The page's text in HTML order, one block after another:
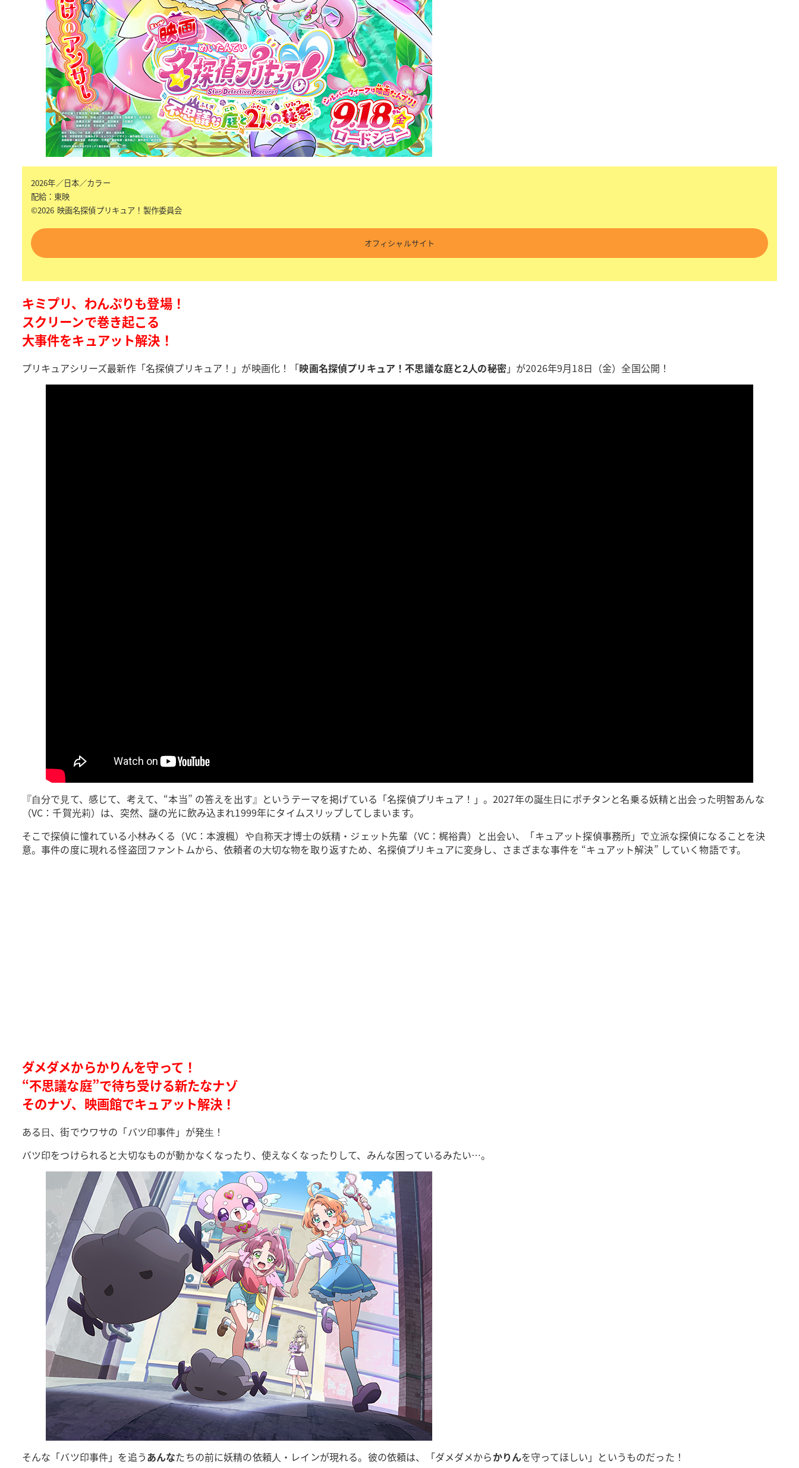
2026年／日本／カラー
配給：東映
©2026 映画名探偵プリキュア！製作委員会
オフィシャルサイト
キミプリ、わんぷりも登場！
スクリーンで巻き起こる
大事件をキュアット解決！
プリキュアシリーズ最新作「名探偵プリキュア！」が映画化！「映画名探偵プリキュア！不思議な庭と2⼈の秘密」が2026年9月18日（金）全国公開！
『⾃分で⾒て、感じて、考えて、“本当” の答えを出す』というテーマを掲げている「名探偵プリキュア！」。2027年の誕⽣⽇にポチタンと名乗る妖精と出会った明智あんな
（VC：千賀光莉）は、突然、謎の光に飲み込まれ1999年にタイムスリップしてしまいます。
そこで探偵に憧れている⼩林みくる（VC：本渡楓）や⾃称天才博⼠の妖精・ジェット先輩（VC：梶裕貴）と出会い、「キュアット探偵事務所」で⽴派な探偵になることを決
意。事件の度に現れる怪盗団ファントムから、依頼者の⼤切な物を取り返すため、名探偵プリキュアに変⾝し、さまざまな事件を “キュアット解決” していく物語です。
ダメダメからかりんを守って！
“不思議な庭”で待ち受ける新たなナゾ
そのナゾ、映画館でキュアット解決！
ある⽇、街でウワサの「バツ印事件」が発⽣！
バツ印をつけられると⼤切なものが動かなくなったり、使えなくなったりして、みんな困っているみたい…。
そんな「バツ印事件」を追うあんなたちの前に妖精の依頼⼈・レインが現れる。彼の依頼は、「ダメダメからかりんを守ってほしい」というものだった！